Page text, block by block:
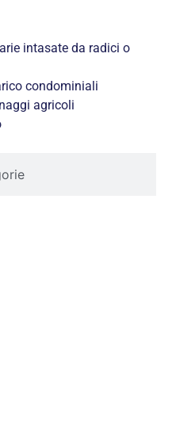
intasate da radici o
condominiali
agricoli